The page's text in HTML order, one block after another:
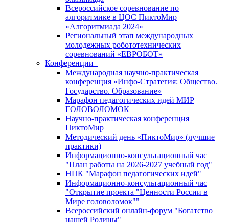
Всероссийское соревнование по
алгоритмике в ЦОС ПиктоМир
«Алгоритмиада 2024»
Региональный этап международных
молодежных робототехнических
соревнований «ЕВРОБОТ»
Конференции
Международная научно-практическая
конференция «Инфо-Стратегия: Общество.
Государство. Образование»
Марафон педагогических идей МИР
ГОЛОВОЛОМОК
Научно-практическая конференция
ПиктоМир
Методический день «ПиктоМир» (лучшие
практики)
Информационно-консультационный час
"План работы на 2026-2027 учебный год"
НПК "Марафон педагогических идей"
Информационно-консультационный час
"Открытие проекта "Ценности России в
Мире головоломок""
Всероссийский онлайн-форум "Богатство
нашей Родины"